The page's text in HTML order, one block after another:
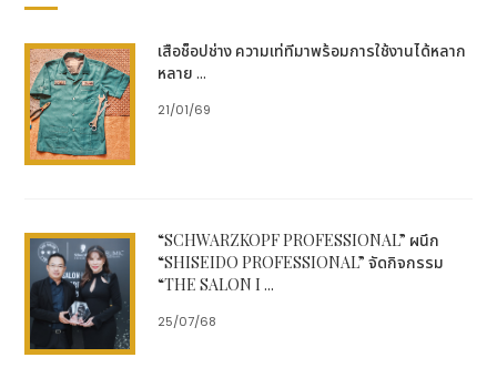
#JimThompson #BeyondSilk
เกี่ยวกับ Jim Thompson
Jim Thompson (บริษัท อุตสาหกรรมไหมไทย จำกัด)
เป็นแบรนด์ผ้าไหมไทยระดับตำนาน ที่ก่อตั้งขึ้นมาตั้งแต่ปี
แวดวงสังคมไทย แต่บทบาทสำคัญอันเป็นที่จดจำของคน
ไทย คือการเป็นผู้ผลักดันอุตสาหกรรมผ้าไหมไทยให้ก้าว
ไกลในระดับสากล การหายตัวไปของจิม ทอมป์สัน ในปี ค.ศ.
1967 ยังคงเป็นปริศนาที่ยังหาคำตอบไม่ได้ของภูมิภาค
เอเชียตะวันออกเฉียงใต้
เสื้อช็อปช่าง ความเท่ที่มาพร้อมการใช้งานได้หลาก
หลาย ...
21/01/69
“SCHWARZKOPF PROFESSIONAL” ผนึก
“SHISEIDO PROFESSIONAL” จัดกิจกรรม
“THE SALON I ...
25/07/68